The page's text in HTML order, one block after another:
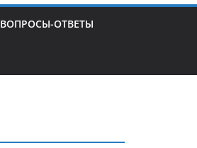
ВОПРОСЫ-ОТВЕТЫ